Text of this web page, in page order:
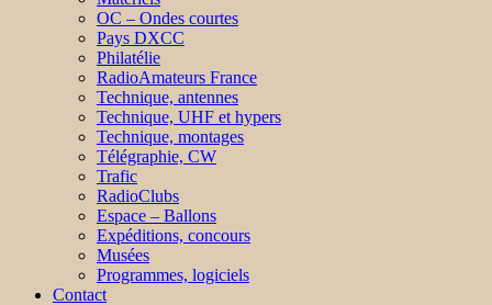
OC – Ondes courtes
Pays DXCC
Philatélie
RadioAmateurs France
Technique, antennes
Technique, UHF et hypers
Technique, montages
Télégraphie, CW
Trafic
RadioClubs
Espace – Ballons
Expéditions, concours
Musées
Programmes, logiciels
Contact